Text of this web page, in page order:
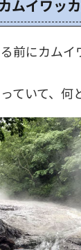
ムイワッ
前にカム
ていて、何